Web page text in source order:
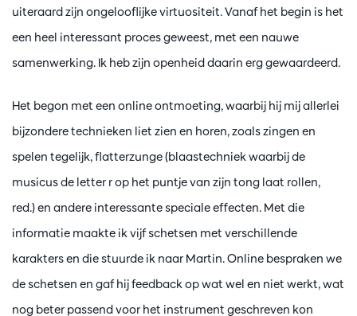
uiteraard zijn ongelooflijke virtuositeit. Vanaf het begin is het
een heel interessant proces geweest, met een nauwe
samenwerking. Ik heb zijn openheid daarin erg gewaardeerd.
Het begon met een online ontmoeting, waarbij hij mij allerlei
bijzondere technieken liet zien en horen, zoals zingen en
spelen tegelijk, flatterzunge (blaastechniek waarbij de
musicus de letter r op het puntje van zijn tong laat rollen,
red.) en andere interessante speciale effecten. Met die
informatie maakte ik vijf schetsen met verschillende
karakters en die stuurde ik naar Martin. Online bespraken we
de schetsen en gaf hij feedback op wat wel en niet werkt, wat
nog beter passend voor het instrument geschreven kon